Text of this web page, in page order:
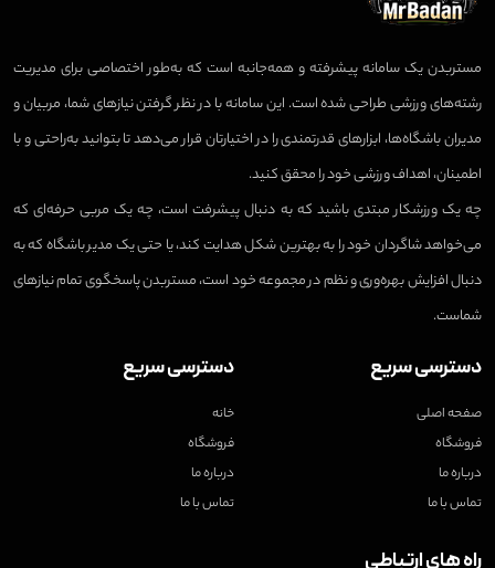
مستربدن یک سامانه پیشرفته و همه‌جانبه است که به‌طور اختصاصی برای مدیریت
رشته‌های ورزشی طراحی شده است. این سامانه با در نظر گرفتن نیازهای شما، مربیان و
مدیران باشگاه‌ها، ابزارهای قدرتمندی را در اختیارتان قرار می‌دهد تا بتوانید به‌راحتی و با
اطمینان، اهداف ورزشی خود را محقق کنید.
چه یک ورزشکار مبتدی باشید که به دنبال پیشرفت است، چه یک مربی حرفه‌ای که
می‌خواهد شاگردان خود را به بهترین شکل هدایت کند، یا حتی یک مدیر باشگاه که به
دنبال افزایش بهره‌وری و نظم در مجموعه خود است، مستربدن پاسخگوی تمام نیازهای
شماست.
دسترسی سریع
صفحه اصلی
فروشگاه
درباره ما
تماس با ما
دسترسی سریع
خانه
فروشگاه
درباره ما
تماس با ما
راه های ارتباطی